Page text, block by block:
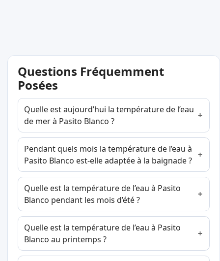
Questions Fréquemment
Posées
Quelle est aujourd’hui la température de l’eau
de mer à Pasito Blanco ?
Pendant quels mois la température de l’eau à
Pasito Blanco est-elle adaptée à la baignade ?
Quelle est la température de l’eau à Pasito
Blanco pendant les mois d’été ?
Quelle est la température de l’eau à Pasito
Blanco au printemps ?